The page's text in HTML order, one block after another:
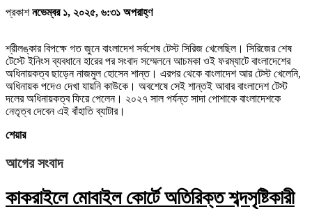
প্রকাশনভেম্বর ১, ২০২৫, ৬:৩১ অপরাহ্ণ
শ্রীলঙ্কার বিপক্ষে গত জুনে বাংলাদেশ সর্বশেষ টেস্ট সিরিজ খেলেছিল। সিরিজের শেষ
টেস্টে ইনিংস ব্যবধানে হারের পর সংবাদ সম্মেলনে আচমকা ওই ফরম্যাটে বাংলাদেশের
অধিনায়কত্ব ছাড়েন নাজমুল হোসেন শান্ত। এরপর থেকে বাংলাদেশ আর টেস্ট খেলেনি,
অধিনায়ক পদেও দেখা যায়নি কাউকে। অবশেষে সেই শান্তই আবার বাংলাদেশ টেস্ট
দলের অধিনায়কত্ব ফিরে পেলেন। ২০২৭ সাল পর্যন্ত সাদা পোশাকে বাংলাদেশকে
নেতৃত্ব দেবেন এই বাঁহাতি ব্যাটার।
শেয়ার
আগের সংবাদ
কাকরাইলে মোবাইল কোর্টে অতিরিক্ত শব্দসৃষ্টিকারী